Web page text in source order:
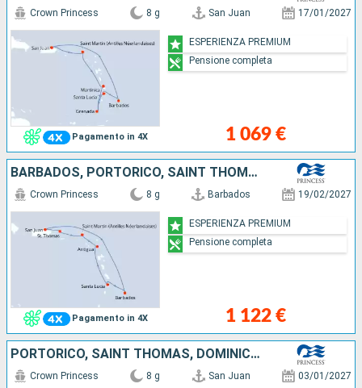
Pagamento in 4X
Crown Princess 8 g San Juan 17/01/2027
1 069 €
ESPERIENZA PREMIUM
Pensione completa
BARBADOS, PORTORICO, SAINT THOMAS, SAINT MARTIN, ANTIGUA E BARBUDA, SANTA LUCIA
Pagamento in 4X
Crown Princess 8 g Barbados 19/02/2027
1 122 €
ESPERIENZA PREMIUM
Pensione completa
PORTORICO, SAINT THOMAS, DOMINICA, GRENADA, BARBADOS
Crown Princess 8 g San Juan 03/01/2027